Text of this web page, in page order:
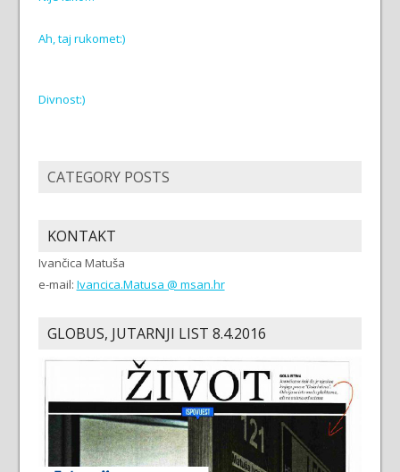
Ah, taj rukomet:)
Divnost:)
CATEGORY POSTS
KONTAKT
Ivančica Matuša
e-mail: Ivancica.Matusa @ msan.hr
GLOBUS, JUTARNJI LIST 8.4.2016